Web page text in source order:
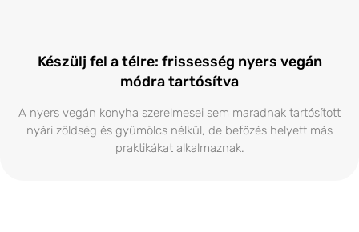
Készülj fel a télre: frissesség nyers vegán
módra tartósítva
A nyers vegán konyha szerelmesei sem maradnak tartósított
nyári zöldség és gyümölcs nélkül, de befőzés helyett más
praktikákat alkalmaznak.